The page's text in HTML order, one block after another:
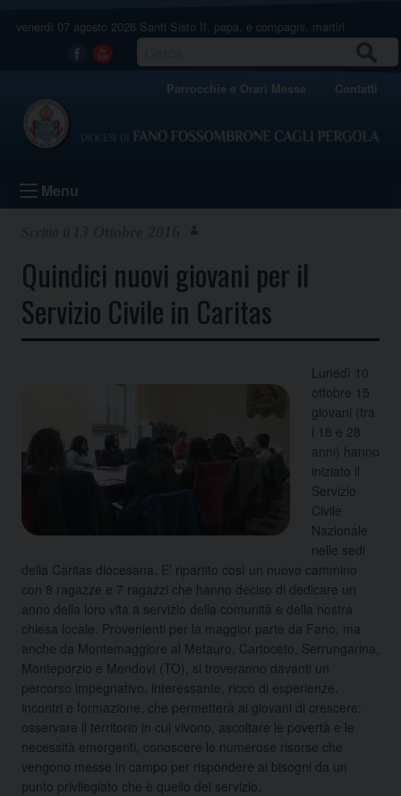
venerdì 07 agosto 2026 Santi Sisto II, papa, e compagni, martiri
Facebook
Youtube
Parrocchie e Orari Messe Contatti
Menu
Quindici nuovi giovani per il
Servizio Civile in Caritas
Lunedì 10
ottobre 15
giovani (tra
i 18 e 28
anni) hanno
iniziato il
Servizio
Civile
Nazionale
nelle sedi
della Caritas diocesana. E’ ripartito così un nuovo cammino
con 8 ragazze e 7 ragazzi che hanno deciso di dedicare un
anno della loro vita a servizio della comunità e della nostra
chiesa locale. Provenienti per la maggior parte da Fano, ma
anche da Montemaggiore al Metauro, Cartoceto, Serrungarina,
Monteporzio e Mondovì (TO), si troveranno davanti un
percorso impegnativo, interessante, ricco di esperienze,
incontri e formazione, che permetterà ai giovani di crescere:
osservare il territorio in cui vivono, ascoltare le povertà e le
necessità emergenti, conoscere le numerose risorse che
vengono messe in campo per rispondere ai bisogni da un
punto privilegiato che è quello del servizio.